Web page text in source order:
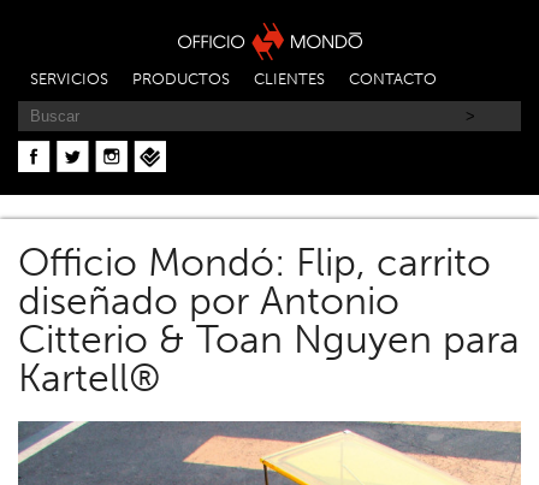
SERVICIOS PRODUCTOS CLIENTES CONTACTO
Officio Mondó: Flip, carrito
diseñado por Antonio
Citterio & Toan Nguyen para
Kartell®